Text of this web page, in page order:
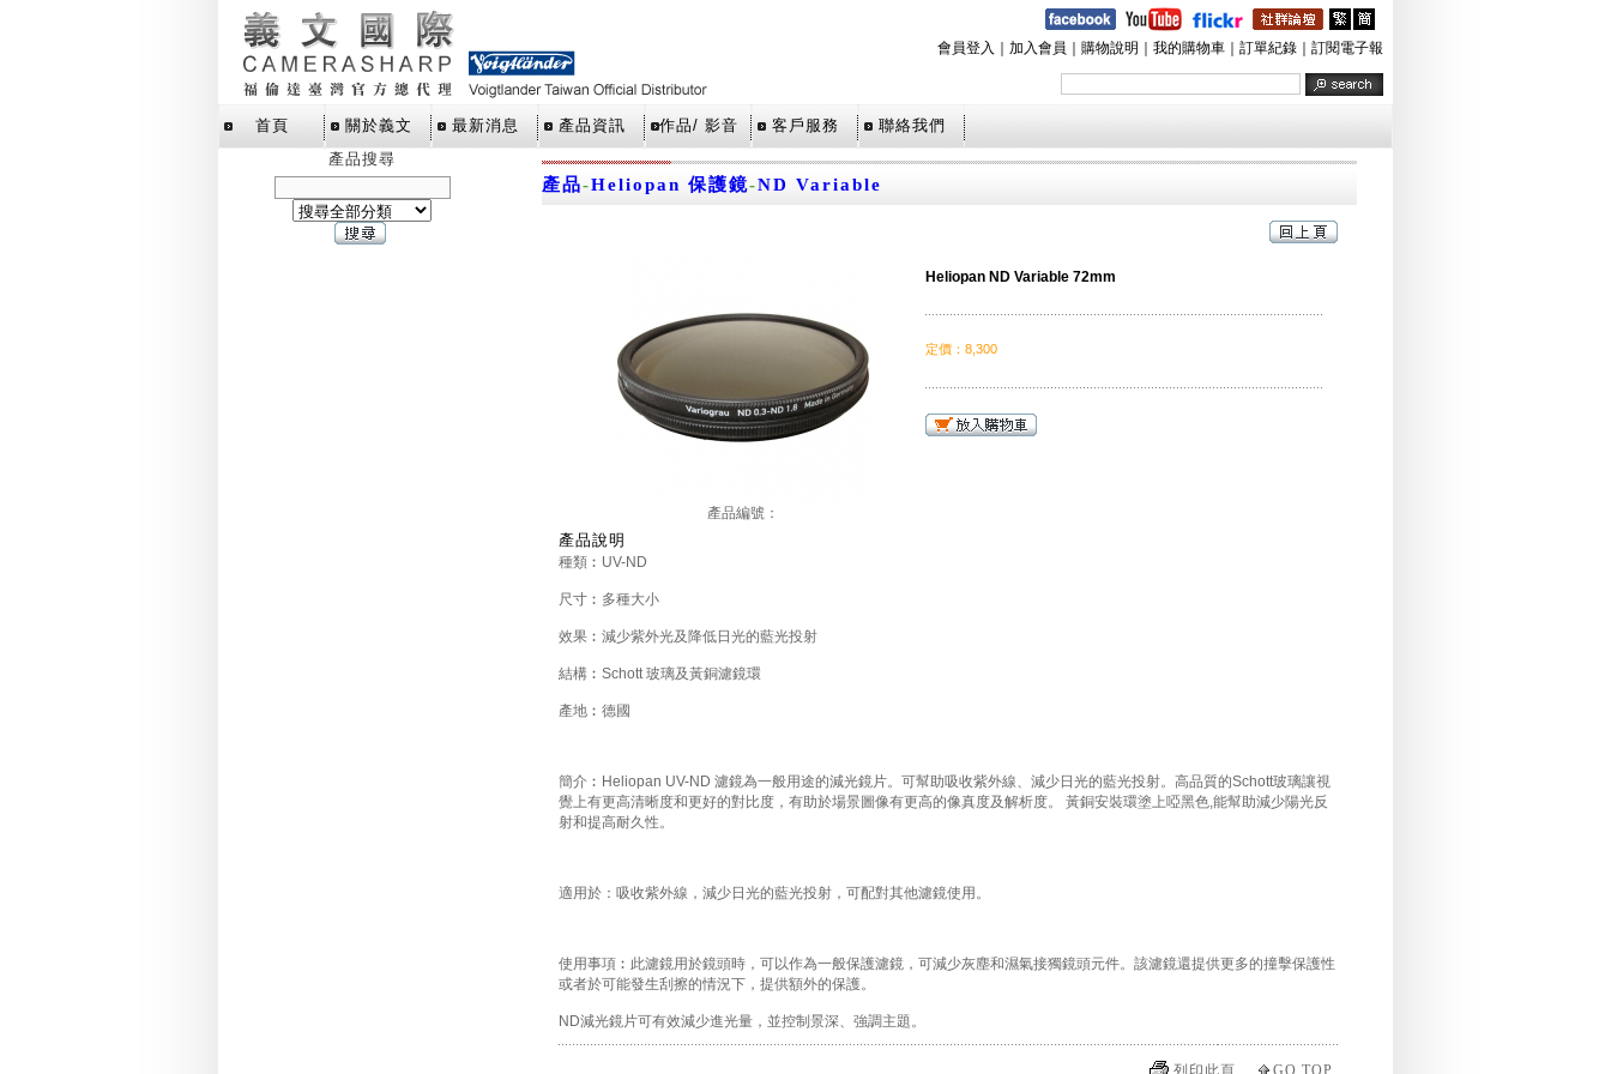
會員登入 加入會員 購物說明 我的購物車 訂單紀錄 訂閱電子報
首頁 關於義文 最新消息 產品資訊 作品/ 影音 客戶服務
聯絡我們
產品搜尋
產品-Heliopan 保護鏡-ND Variable
產品編號：
Heliopan ND Variable 72mm
定價 ： 8,300
產品說明
種類︰UV-ND
尺寸︰多種大小
效果︰減少紫外光及降低日光的藍光投射
結構︰Schott 玻璃及黃銅濾鏡環
產地︰德國
簡介︰Heliopan UV-ND 濾鏡為一般用途的減光鏡片。可幫助吸收紫外線、減少日光的藍光投射。高品質的Schott玻璃讓視
覺上有更高清晰度和更好的對比度，有助於場景圖像有更高的像真度及解析度。 黃銅安裝環塗上啞黑色,能幫助減少陽光反
射和提高耐久性。
適用於：吸收紫外線，減少日光的藍光投射，可配對其他濾鏡使用。
使用事項︰此濾鏡用於鏡頭時，可以作為一般保護濾鏡，可減少灰塵和濕氣接獨鏡頭元件。該濾鏡還提供更多的撞擊保護性
或者於可能發生刮擦的情況下，提供額外的保護。
ND減光鏡片可有效減少進光量，並控制景深、強調主題。
列印此頁 GO TOP